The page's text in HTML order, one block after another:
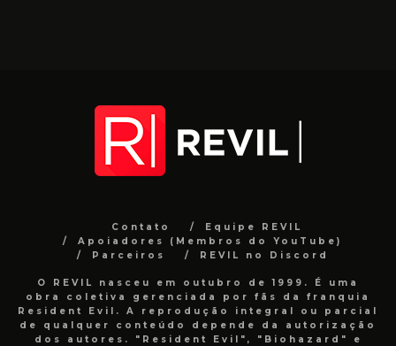
Contato
Equipe REVIL
Apoiadores (Membros do YouTube)
Parceiros
REVIL no Discord
O REVIL nasceu em outubro de 1999. É uma
obra coletiva gerenciada por fãs da franquia
Resident Evil. A reprodução integral ou parcial
de qualquer conteúdo depende da autorização
dos autores. "Resident Evil", "Biohazard" e